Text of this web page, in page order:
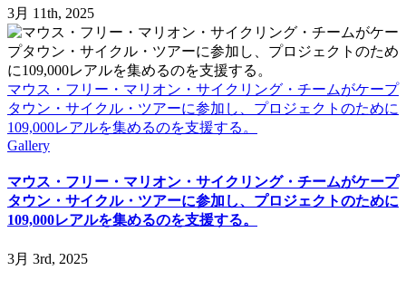
3月 11th, 2025
マウス・フリー・マリオン・サイクリング・チームがケープ
タウン・サイクル・ツアーに参加し、プロジェクトのために
109,000レアルを集めるのを支援する。
Gallery
マウス・フリー・マリオン・サイクリング・チームがケープ
タウン・サイクル・ツアーに参加し、プロジェクトのために
109,000レアルを集めるのを支援する。
3月 3rd, 2025